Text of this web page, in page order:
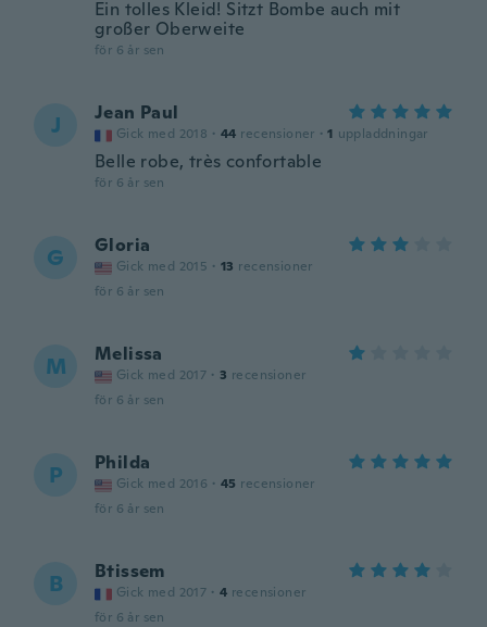
Ein tolles Kleid! Sitzt Bombe auch mit
großer Oberweite
för 6 år sen
J Jean Paul
Gick med 2018 · 44 recensioner · 1 uppladdningar
Belle robe, très confortable
för 6 år sen
G Gloria
Gick med 2015 · 13 recensioner
för 6 år sen
M Melissa
Gick med 2017 · 3 recensioner
för 6 år sen
P Philda
Gick med 2016 · 45 recensioner
för 6 år sen
B Btissem
Gick med 2017 · 4 recensioner
för 6 år sen